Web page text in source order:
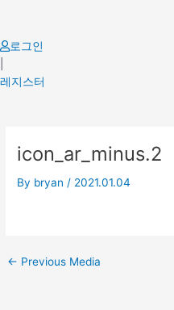
content
로그인
레지스터
icon_ar_minus.2
By bryan / 2021.01.04
navigation
← Previous Media